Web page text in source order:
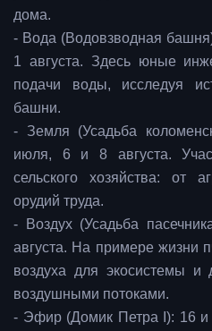
дома.
- Вода (Водовзводная
1 августа. Здесь юные
подачи воды, исследуя
башни.
- Земля (Усадьба
июля, 6 и 8 августа.
сельского хозяйства: от
орудий труда.
- Воздух (Усадьба
августа. На примере жизни
воздуха для экосистемы и
воздушными потоками.
- Эфир (Домик Петра I): 16 и